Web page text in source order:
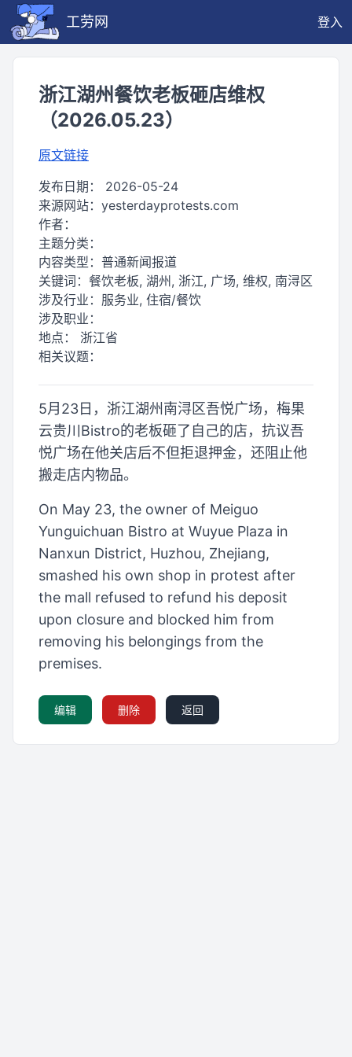
工劳网 登入
浙江湖州餐饮老板砸店维权
（2026.05.23）
原文链接
发布日期： 2026-05-24
来源网站： yesterdayprotests.com
作者：
主题分类：
内容类型： 普通新闻报道
关键词： 餐饮老板, 湖州, 浙江, 广场, 维权, 南浔区
涉及行业： 服务业, 住宿/餐饮
涉及职业：
地点： 浙江省
相关议题：
5月23日，浙江湖州南浔区吾悦广场，梅果
云贵川Bistro的老板砸了自己的店，抗议吾
悦广场在他关店后不但拒退押金，还阻止他
搬走店内物品。
On May 23, the owner of Meiguo
Yunguichuan Bistro at Wuyue Plaza in
Nanxun District, Huzhou, Zhejiang,
smashed his own shop in protest after
the mall refused to refund his deposit
upon closure and blocked him from
removing his belongings from the
premises.
编辑 删除 返回